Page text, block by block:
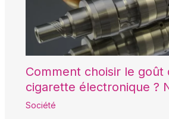
Comment choisir le goût
cigarette électronique ?
Société